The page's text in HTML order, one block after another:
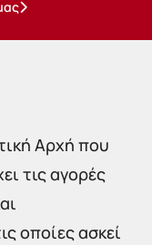
Αρχή που
τις αγορές
οποίες ασκεί